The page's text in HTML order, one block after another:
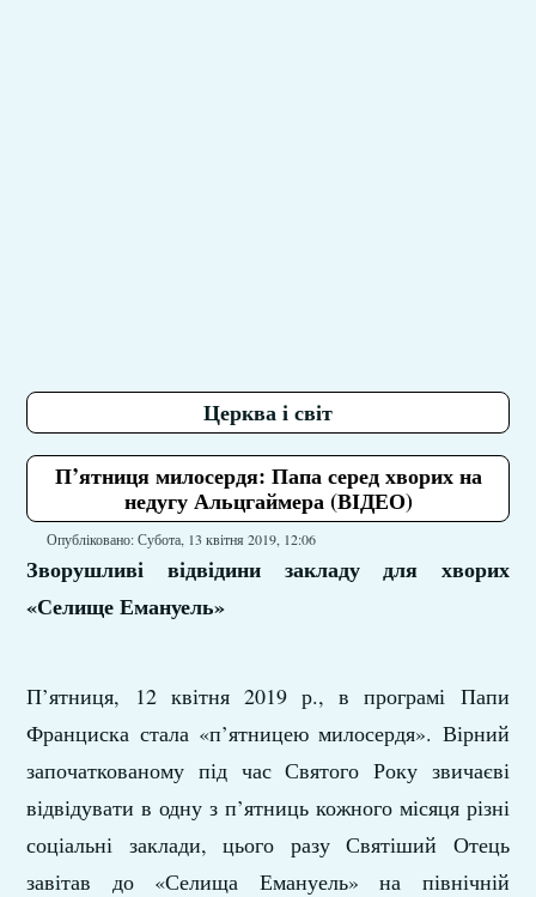
Церква і світ
П’ятниця милосердя: Папа серед хворих на
недугу Альцгаймера (ВІДЕО)
Опубліковано: Субота, 13 квітня 2019, 12:06
Зворушливі відвідини закладу для хворих
«Селище Емануель»
П’ятниця, 12 квітня 2019 р., в програмі Папи
Франциска стала «п’ятницею милосердя». Вірний
започаткованому під час Святого Року звичаєві
відвідувати в одну з п’ятниць кожного місяця різні
соціальні заклади, цього разу Святіший Отець
завітав до «Селища Емануель» на північній